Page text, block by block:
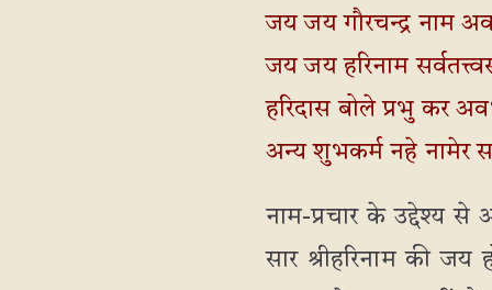
जय जय गौरचन्द्र नाम
जय जय हरिनाम
हरिदास बोले प्रभु कर
अन्य शुभकर्म नहे नामेर
नाम-प्रचार के उद्देश्य से
सार श्रीहरिनाम की